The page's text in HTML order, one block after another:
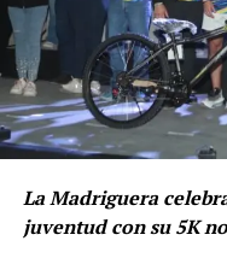
La Madriguera
juventud con su 5K